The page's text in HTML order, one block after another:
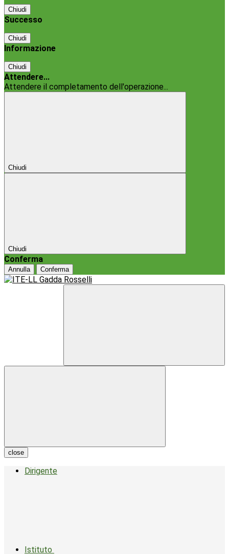
Chiudi
Successo
Chiudi
Informazione
Chiudi
Attendere...
Attendere il completamento dell'operazione...
Chiudi
Chiudi
Conferma
Annulla Conferma
close
Dirigente
Istituto